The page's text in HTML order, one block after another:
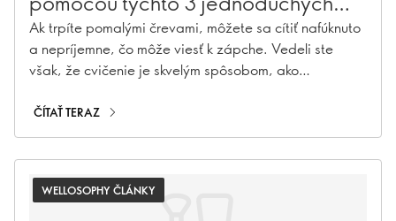
cvičení
Ak trpíte pomalými črevami, môžete sa cítiť nafúknuto
a nepríjemne, čo môže viesť k zápche. Vedeli ste
však, že cvičenie je skvelým spôsobom, ako
ČÍTAŤ TERAZ
WELLOSOPHY ČLÁNKY